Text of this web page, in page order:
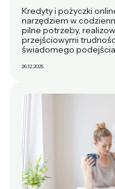
Kredyty i pożyczki
narzędziem w
pilne potrzeby,
przejściowymi
świadomego
26.12.2025